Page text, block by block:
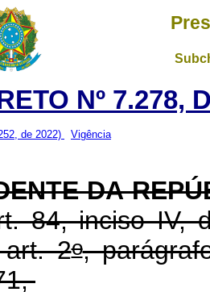
Nº 7.278,
de 2022) Vigência
DA
84, inciso IV,
art. 2o,